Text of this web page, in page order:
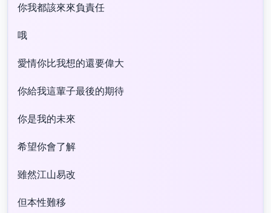
你我都該來來負責任
哦
愛情你比我想的還要偉大
你給我這輩子最後的期待
你是我的未來
希望你會了解
雖然江山易改
但本性難移